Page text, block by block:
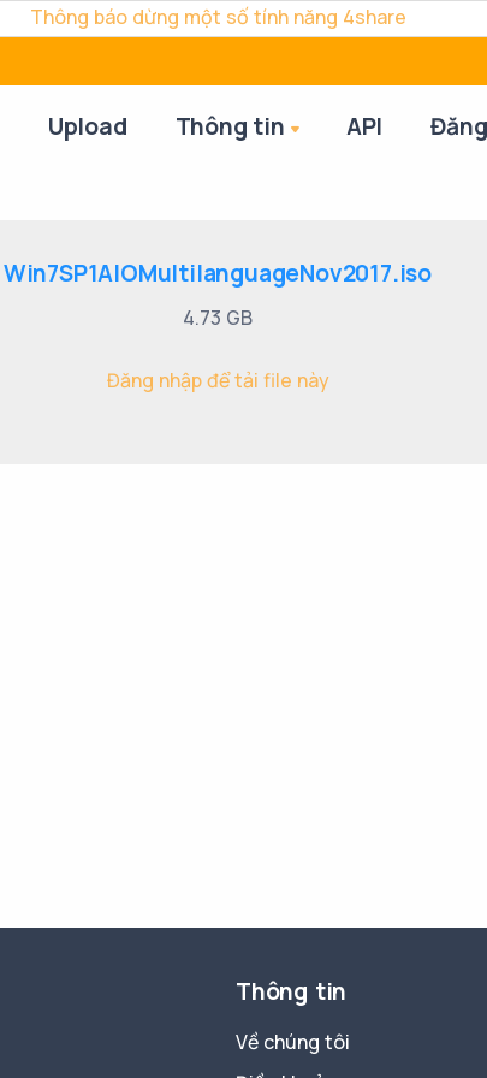
Thông báo dừng một số tính năng 4share
Upload Thông tin API
Win7SP1AIOMultilanguageNov2017.iso
4.73 GB
Đăng nhập để tải file này
Thông tin
Về chúng tôi